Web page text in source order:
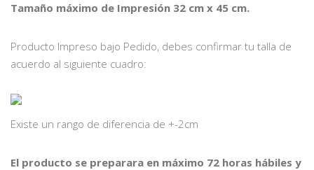
Tamaño máximo de Impresión 32 cm x 45 cm.
Producto Impreso bajo Pedido, debes confirmar tu talla de
acuerdo al siguiente cuadro:
Existe un rango de diferencia de +-2cm
El producto se preparara en máximo 72 horas hábiles y